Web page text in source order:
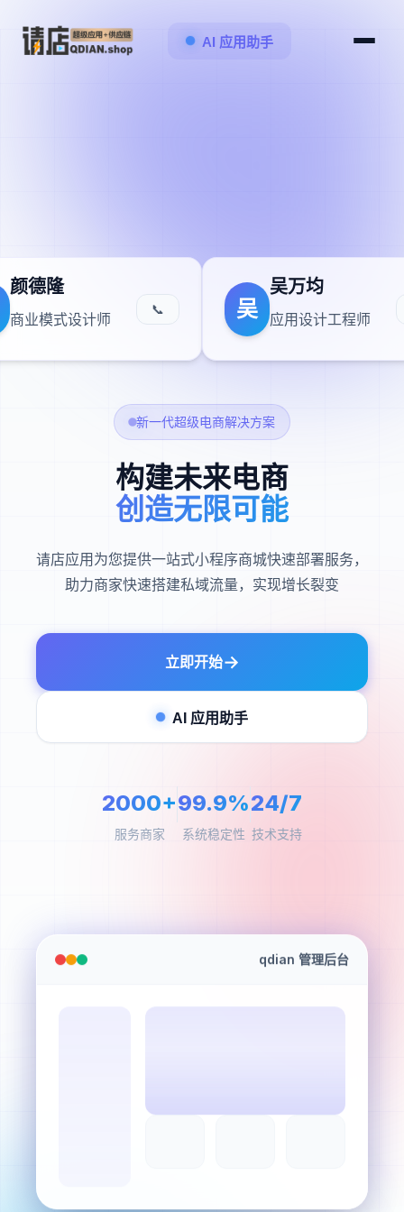
AI 应用助手
颜德隆
商业模式设计师
📞 吴
吴万均
应用设计工程师
新一代超级电商解决方案
构建未来电商
创造无限可能
请店应用为您提供一站式小程序商城快速部署服务，
助力商家快速搭建私域流量，实现增长裂变
立即开始→
AI 应用助手
2000+
服务商家
99.9%
系统稳定性
24/7
技术支持
qdian 管理后台